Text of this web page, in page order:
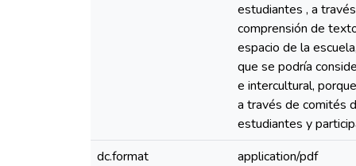
estudiantes , a
comprensión de
espacio de la
que se podría
e intercultural,
a través de comités
estudiantes y
dc.format
application/pdf